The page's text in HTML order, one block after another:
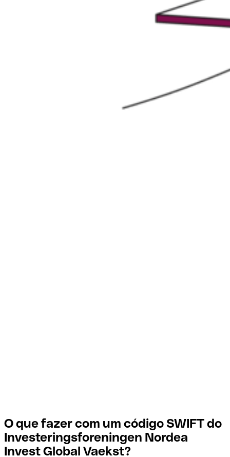
O que fazer com um código SWIFT do
Investeringsforeningen Nordea
Invest Global Vaekst?